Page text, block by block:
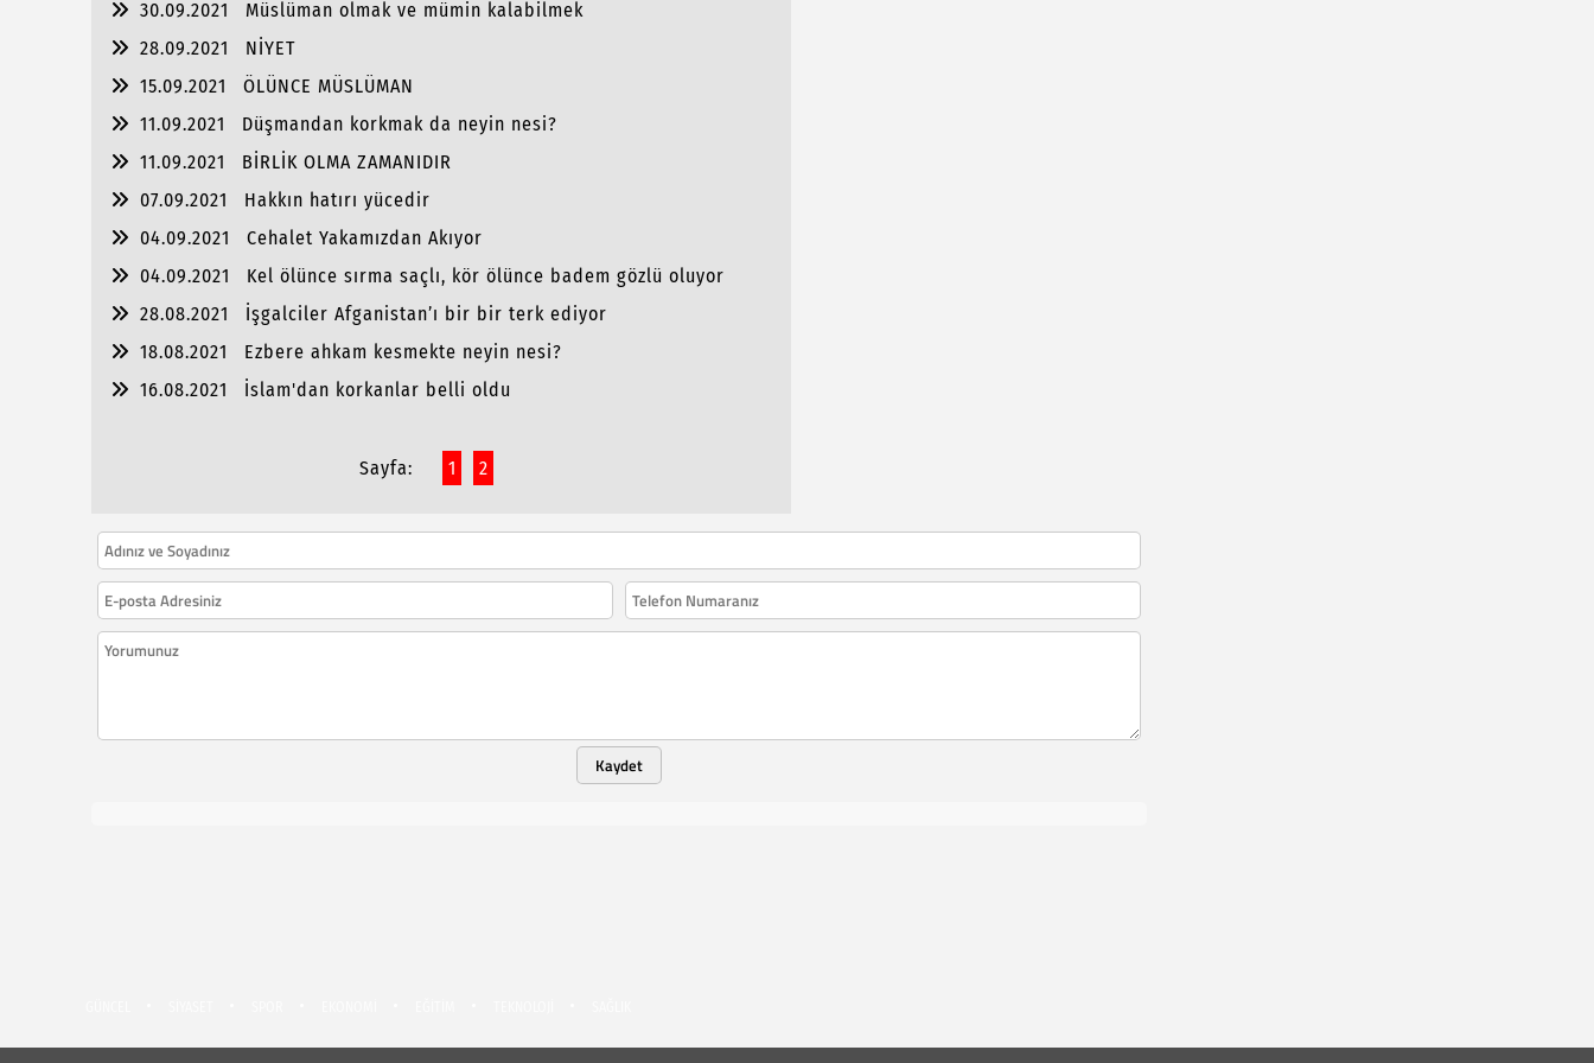
30.09.2021
Müslüman olmak ve mümin kalabilmek
28.09.2021
NİYET
15.09.2021
ÖLÜNCE MÜSLÜMAN
11.09.2021
Düşmandan korkmak da neyin nesi?
11.09.2021
BİRLİK OLMA ZAMANIDIR
07.09.2021
Hakkın hatırı yücedir
04.09.2021
Cehalet Yakamızdan Akıyor
04.09.2021
Kel ölünce sırma saçlı, kör ölünce badem gözlü oluyor
28.08.2021
İşgalciler Afganistan’ı bir bir terk ediyor
18.08.2021
Ezbere ahkam kesmekte neyin nesi?
16.08.2021
İslam'dan korkanlar belli oldu
Sayfa: 1 2
Kaydet